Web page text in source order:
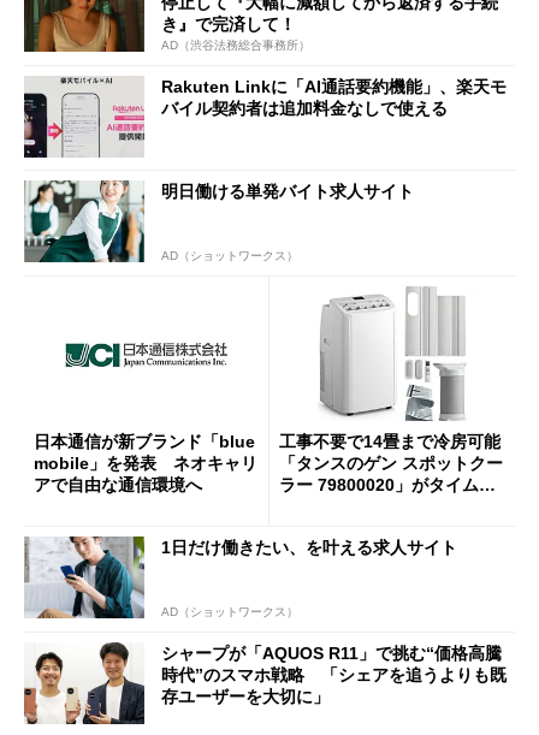
き』で完済して！
AD（渋谷法務総合事務所）
Rakuten Linkに「AI通話要約機能」、楽天モ
バイル契約者は追加料金なしで使える
明日働ける単発バイト求人サイト
AD（ショットワークス）
日本通信が新ブランド「blue
mobile」を発表 ネオキャリ
アで自由な通信環境へ
工事不要で14畳まで冷房可能
「タンスのゲン スポットクー
ラー 79800020」がタイムセ
1日だけ働きたい、を叶える求人サイト
AD（ショットワークス）
シャープが「AQUOS R11」で挑む“価格高騰
時代”のスマホ戦略 「シェアを追うよりも既
存ユーザーを大切に」